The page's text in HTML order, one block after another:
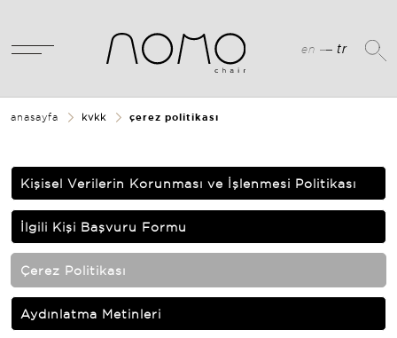
en tr
anasayfa kvkk çerez politikası
Kişisel Verilerin Korunması ve İşlenmesi Politikası
İlgili Kişi Başvuru Formu
Çerez Politikası
Aydınlatma Metinleri